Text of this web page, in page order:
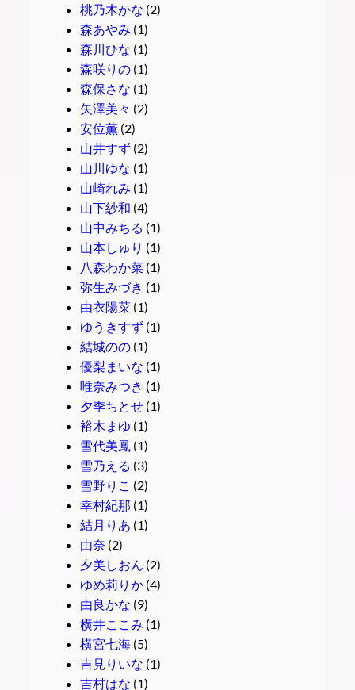
桃乃木かな (2)
森あやみ (1)
森川ひな (1)
森咲りの(1)
森保さな (1)
矢澤美々 (2)
安位薫(2)
山井すず(2)
山川ゆな (1)
山崎れみ (1)
山下紗和 (4)
山中みちる (1)
山本しゅり (1)
八森わか菜(1)
弥生みづき (1)
由衣陽菜(1)
ゆうきすず(1)
結城のの(1)
優梨まいな (1)
唯奈みつき (1)
夕季ちとせ(1)
裕木まゆ (1)
雪代美鳳 (1)
雪乃える (3)
雪野りこ (2)
幸村紀那 (1)
結月りあ (1)
由奈 (2)
夕美しおん (2)
ゆめ莉りか(4)
由良かな (9)
横井ここみ (1)
横宮七海(5)
吉見りいな (1)
吉村はな (1)